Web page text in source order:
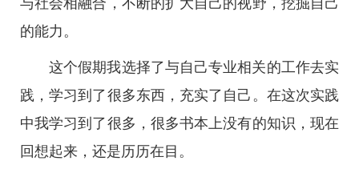
与社会相融合，不断的扩大自己的视野，挖掘自己
的能力。
这个假期我选择了与自己专业相关的工作去实
践，学习到了很多东西，充实了自己。在这次实践
中我学习到了很多，很多书本上没有的知识，现在
回想起来，还是历历在目。